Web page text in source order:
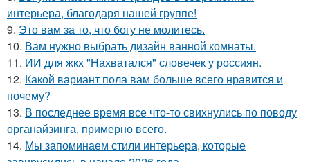
интерьера, благодаря нашей группе!
9. Это вам за то, что богу не молитесь.
10. Вам нужно выбрать дизайн ванной комнаты.
11. ИИ для жкх "Нахватался" словечек у россиян.
12. Какой вариант пола вам больше всего нравится и
почему?
13. В последнее время все что-то свихнулись по поводу
органайзинга, примерно всего.
14. Мы запоминаем стили интерьера, которые